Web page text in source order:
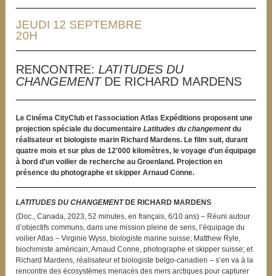
JEUDI 12 SEPTEMBRE
20H
RENCONTRE: LATITUDES DU
CHANGEMENTDE RICHARD MARDENS
Le Cinéma CityClub et l'association Atlas Expéditions proposent une
projection spéciale du documentaire Latitudes du changementdu
réalisateur et biologiste marin Richard Mardens. Le film suit, durant
quatre mois et sur plus de 12'000 kilomètres, le voyage d'un équipage
à bord d'un voilier de recherche au Groenland. Projection en
présence du photographe et skipper Arnaud Conne.
LATITUDES DU CHANGEMENTDE RICHARD MARDENS
(Doc., Canada, 2023, 52 minutes, en français, 6/10 ans) – Réuni autour
d’objectifs communs, dans une mission pleine de sens, l’équipage du
voilier Atlas – Virginie Wyss, biologiste marine suisse; Matthew Ryle,
biochimiste américain; Arnaud Conne, photographe et skipper suisse; et
Richard Mardens, réalisateur et biologiste belgo-canadien – s’en va à la
rencontre des écosystèmes menacés des mers arctiques pour capturer